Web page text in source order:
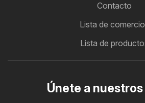
Contacto
Lista de
Lista de
Únete a